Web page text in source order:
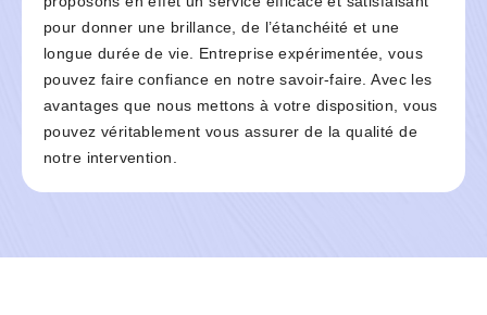
pour donner une brillance, de l’étanchéité et une
longue durée de vie. Entreprise expérimentée, vous
pouvez faire confiance en notre savoir-faire. Avec les
avantages que nous mettons à votre disposition, vous
pouvez véritablement vous assurer de la qualité de
notre intervention.